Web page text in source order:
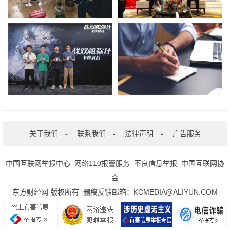
关于我们 - 联系我们 - 法律声明 - 广告服务
中国互联网举报中心 网络110报警服务 不良信息举报
中国互联网协
会
东方财经网 版权所有 删稿反馈邮箱：KCMEDIA@ALIYUN.COM